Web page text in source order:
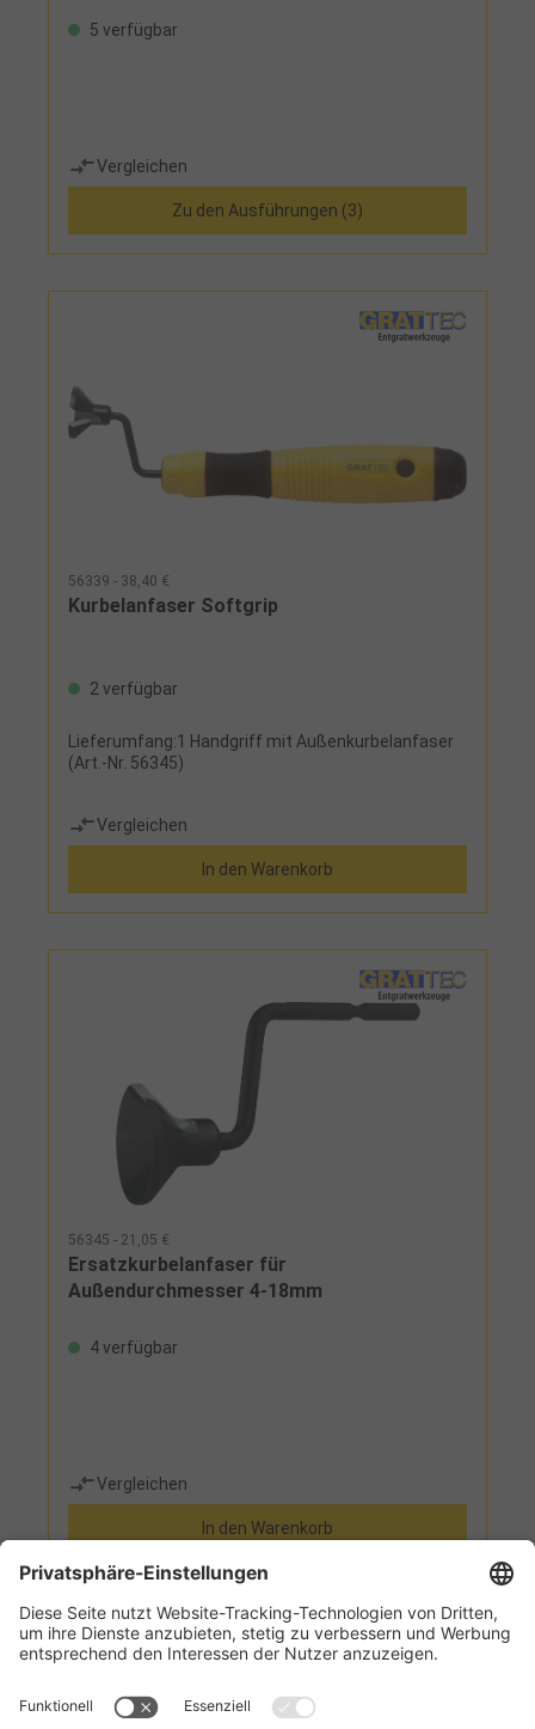
5 verfügbar
Vergleichen
Zu den Ausführungen (3)
56339 - 38,40 €
Kurbelanfaser Softgrip
2 verfügbar
Lieferumfang:1 Handgriff mit Außenkurbelanfaser
(Art.-Nr. 56345)
Vergleichen
In den Warenkorb
56345 - 21,05 €
Ersatzkurbelanfaser für
Außendurchmesser 4-18mm
4 verfügbar
Vergleichen
In den Warenkorb
Informationen